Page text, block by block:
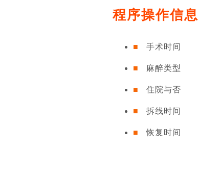
程序操作信息
手术时间
麻醉类型
住院与否
拆线时间
恢复时间